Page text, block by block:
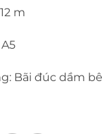
m
Bãi đúc dầm